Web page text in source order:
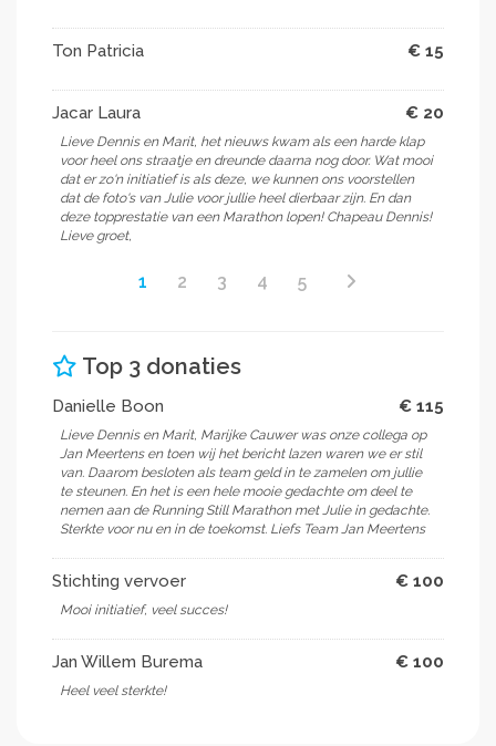
Ton Patricia € 15
Jacar Laura € 20
Lieve Dennis en Marit, het nieuws kwam als een harde klap
voor heel ons straatje en dreunde daarna nog door. Wat mooi
dat er zo'n initiatief is als deze, we kunnen ons voorstellen
dat de foto's van Julie voor jullie heel dierbaar zijn. En dan
deze topprestatie van een Marathon lopen! Chapeau Dennis!
Lieve groet,
1 2 3 4 5
Top 3 donaties
Danielle Boon € 115
Lieve Dennis en Marit, Marijke Cauwer was onze collega op
Jan Meertens en toen wij het bericht lazen waren we er stil
van. Daarom besloten als team geld in te zamelen om jullie
te steunen. En het is een hele mooie gedachte om deel te
nemen aan de Running Still Marathon met Julie in gedachte.
Sterkte voor nu en in de toekomst. Liefs Team Jan Meertens
Stichting vervoer € 100
Mooi initiatief, veel succes!
Jan Willem Burema € 100
Heel veel sterkte!